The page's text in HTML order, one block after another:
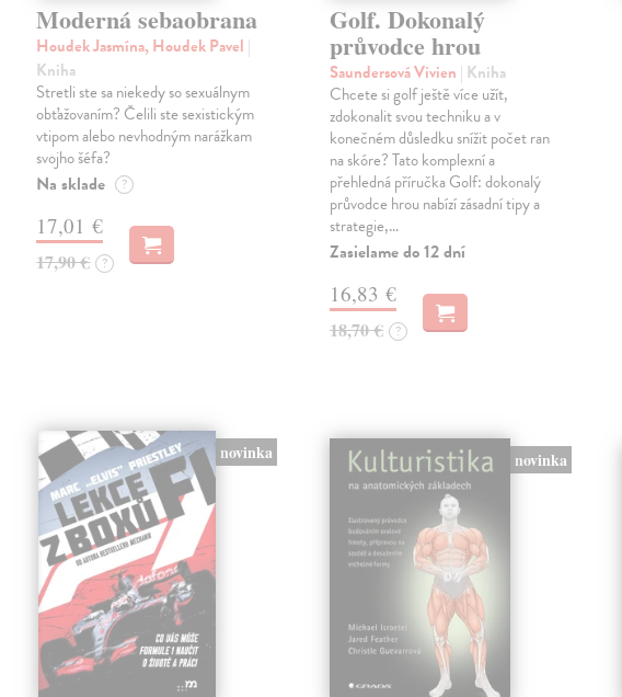
Moderná sebaobrana
Houdek Jasmína, Houdek Pavel |
Kniha
Stretli ste sa niekedy so sexuálnym
obťažovaním? Čelili ste sexistickým
vtipom alebo nevhodným narážkam
svojho šéfa?
Na sklade ?
17,01 €
17,90 € ?
Golf. Dokonalý
průvodce hrou
Saundersová Vivien | Kniha
Chcete si golf ještě více užít,
zdokonalit svou techniku a v
konečném důsledku snížit počet ran
na skóre? Tato komplexní a
přehledná příručka Golf: dokonalý
průvodce hrou nabízí zásadní tipy a
strategie,…
Zasielame do 12 dní
16,83 €
18,70 € ?
novinka novinka